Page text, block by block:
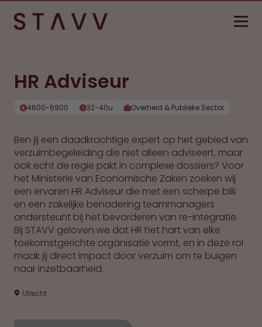
HR Adviseur
4600-6900 32-40u Overheid & Publieke Sector
Ben jij een daadkrachtige expert op het gebied van
verzuimbegeleiding die niet alleen adviseert, maar
ook echt de regie pakt in complexe dossiers? Voor
het Ministerie van Economische Zaken zoeken wij
een ervaren HR Adviseur die met een scherpe blik
en een zakelijke benadering teammanagers
ondersteunt bij het bevorderen van re-integratie.
Bij STAVV geloven we dat HR het hart van elke
toekomstgerichte organisatie vormt, en in deze rol
maak jij direct impact door verzuim om te buigen
naar inzetbaarheid.
Utrecht